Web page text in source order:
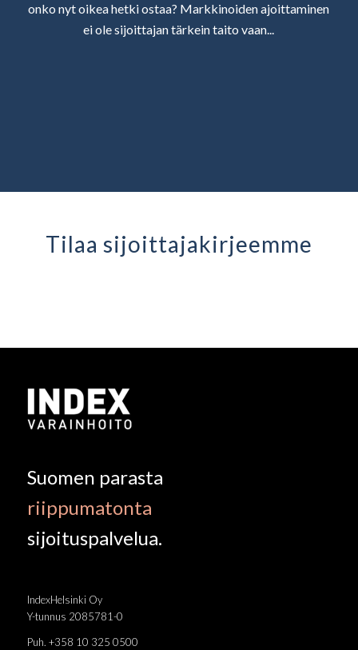
onko nyt oikea hetki ostaa? Markkinoiden ajoittaminen
ei ole sijoittajan tärkein taito vaan...
Tilaa sijoittaja­kirjeemme
Suomen parasta
riippumatonta
sijoituspalvelua.
IndexHelsinki Oy
Y-tunnus 2085781-0
Puh. +358 10 325 0500